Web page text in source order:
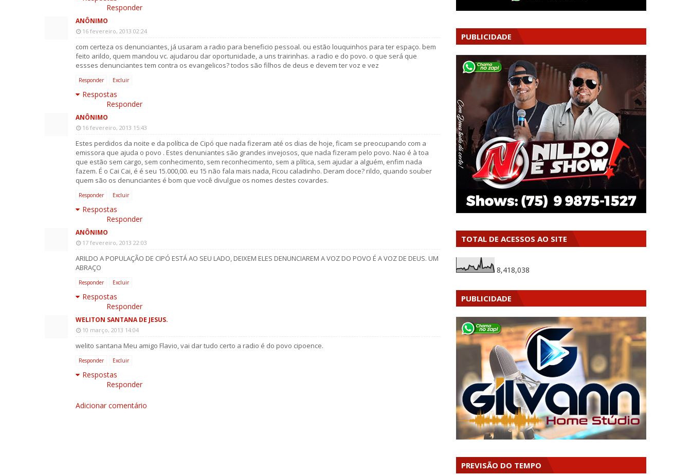
Responder
ANÔNIMO
16 fevereiro, 2013 02:24
com certeza os denunciantes, já usaram a radio para beneficio pessoal. ou estão louquinhos para ter espaço. bem
feito arildo, quem mandou vc. ajudarou dar oportunidade, a uns trairinhas. a radio e do povo. o que será que
essses denunciantes tem contra os evangelicos? todos são filhos de deus e devem ter voz e vez
Responder Excluir
Respostas
Responder
ANÔNIMO
16 fevereiro, 2013 15:43
Estes perdidos da noite e da política de Cipó que nada fizeram até os dias de hoje, ficam se preocupando com a
emissora que ajuda o povo . Estes denuniantes são grandes invejosos, que nada fizeram pelo povo. Nao é à toa
que estão sem cargo, sem conhecimento, sem reconhecimento, sem a plítica, sem ajudar a alguém, enfim nada
fazem. É o Cai Cai, é é seu 15.000,00. eu 15 não fala mais nada, Ficou caladinho. Deram doce? rildo, quando souber
quem são os denunciantes é bom que você divulgue os nomes destes covardes.
Responder Excluir
Respostas
Responder
ANÔNIMO
17 fevereiro, 2013 22:03
ARILDO A POPULAÇÃO DE CIPÓ ESTÁ AO SEU LADO, DEIXEM ELES DENUNCIAREM A VOZ DO POVO É A VOZ DE DEUS. UM
ABRAÇO
Responder Excluir
Respostas
Responder
WELITON SANTANA DE JESUS.
10 março, 2013 14:04
welito santana Meu amigo Flavio, vai dar tudo certo a radio é do povo cipoence.
Responder Excluir
Respostas
Responder
Adicionar comentário
PUBLICIDADE
TOTAL DE ACESSOS AO SITE
8,418,038
PUBLICIDADE
PREVISÃO DO TEMPO